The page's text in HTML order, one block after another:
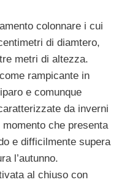
colonnare i cui
di diamtero,
metri di altezza.
rampicante in
e comunque
da inverni
che presenta
e difficilmente supera
l’autunno.
al chiuso con